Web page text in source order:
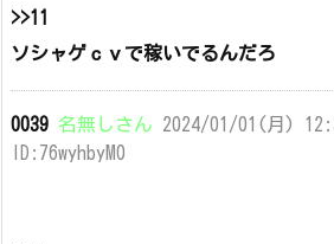
>>11
ソシャゲｃｖで稼いでるんだろ
0039 名無しさん 2024/01/01(月)
ID:76wyhbyM0